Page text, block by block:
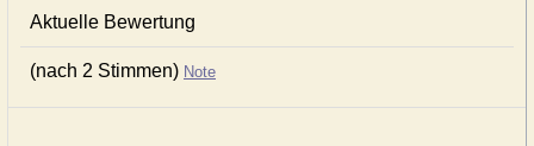
Aktuelle Bewertung
(nach 2 Stimmen) Note